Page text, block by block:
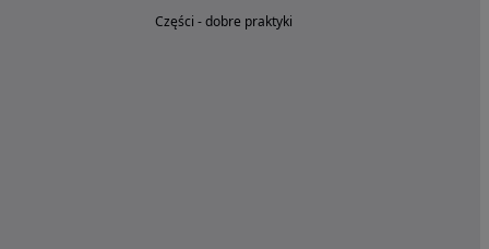
Części - dobre praktyki